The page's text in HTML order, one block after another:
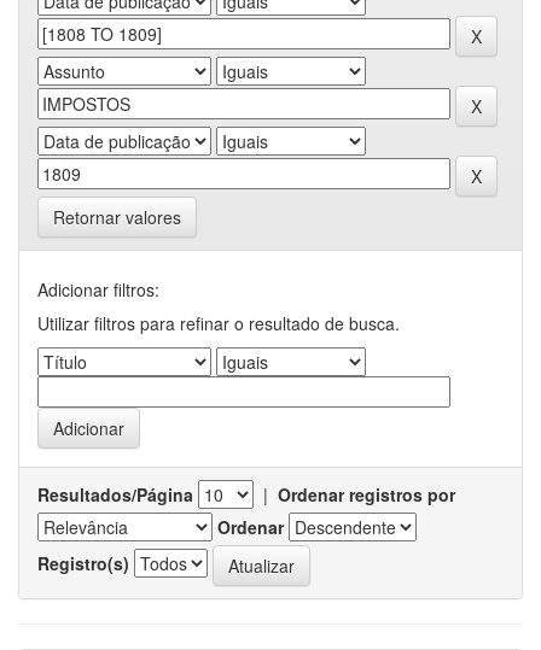
Retornar valores
Adicionar filtros:
Utilizar filtros para refinar o resultado de busca.
Resultados/Página | Ordenar registros por
Ordenar
Registro(s)